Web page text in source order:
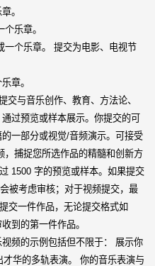
。
乐章。
一个乐章。 提交为电影、电视节
章。
与音乐创作、教育、方法论、
过预览或样本展示。你提交的可
一部分或视觉/音频演示。可接受
，捕捉您所选作品的精髓和创新方
1500 字的预览或样本。如果提交
被考虑审核；对于视频提交，最
交一件作品，无论提交格式如
到的第一件作品。
频的示例包括但不限于： 展示你
华的多轨表演。 你的音乐表演与